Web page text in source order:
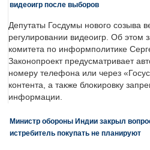
видеоигр после выборов
Депутаты Госдумы нового созыва
регулировании видеоигр. Об этом
комитета по информполитике
Законопроект предусматривает
номеру телефона или через
контента, а также блокировку
информации.
Министр обороны Индии закрыл
истребитель покупать не планируют